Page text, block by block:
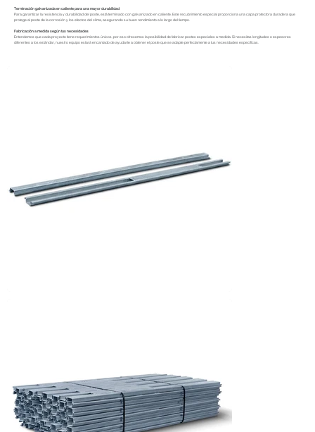
Terminación galvanizada en caliente para una mayor durabilidad
Para garantizar la resistencia y durabilidad del poste, está terminado con galvanizado en caliente. Este recubrimiento especial proporciona una capa protectora duradera que
protege al poste de la corrosión y los efectos del clima, asegurando su buen rendimiento a lo largo del tiempo.
Fabricación a medida según tus necesidades
Entendemos que cada proyecto tiene requerimientos únicos, por eso ofrecemos la posibilidad de fabricar postes especiales a medida. Si necesitas longitudes o espesores
diferentes a los estándar, nuestro equipo estará encantado de ayudarte a obtener el poste que se adapte perfectamente a tus necesidades específicas.